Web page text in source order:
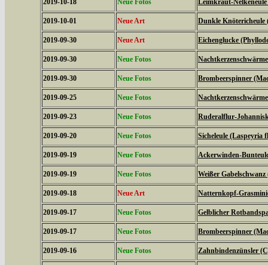
2019-10-18 Neue Fotos Leimkraut-
2019-10-01 Neue Art Dunkle Knötericheule
2019-09-30 Neue Art Eichenglucke
2019-09-30 Neue Fotos
2019-09-30 Neue Fotos Brombeerspinner
2019-09-25 Neue Fotos
2019-09-23 Neue Fotos Ruderalflur-
2019-09-20 Neue Fotos Sicheleule (Laspeyria
2019-09-19 Neue Fotos Ackerwinden-
2019-09-19 Neue Fotos Weißer
2019-09-18 Neue Art Natternkopf-
2019-09-17 Neue Fotos Gelblicher
2019-09-17 Neue Fotos Brombeerspinner
2019-09-16 Neue Fotos Zahnbindenzünsler